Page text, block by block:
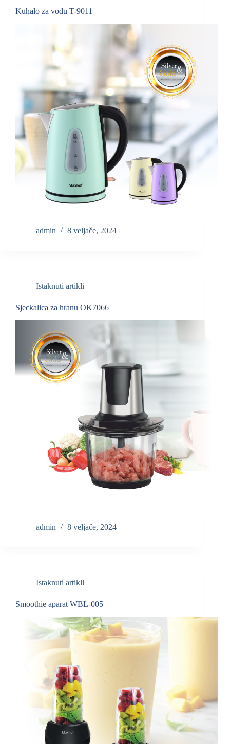
Kuhalo za vodu T-9011
admin 8 veljače, 2024
Istaknuti artikli
Sjeckalica za hranu OK7066
admin 8 veljače, 2024
Istaknuti artikli
Smoothie aparat WBL-005